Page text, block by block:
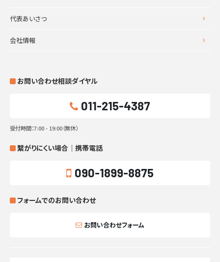
代表あいさつ
会社情報
お問い合わせ相談ダイヤル
011-215-4387
受付時間：7:00 - 19:00（無休）
繋がりにくい場合｜携帯電話
090-1899-8875
フォームでのお問い合わせ
お問い合わせフォーム